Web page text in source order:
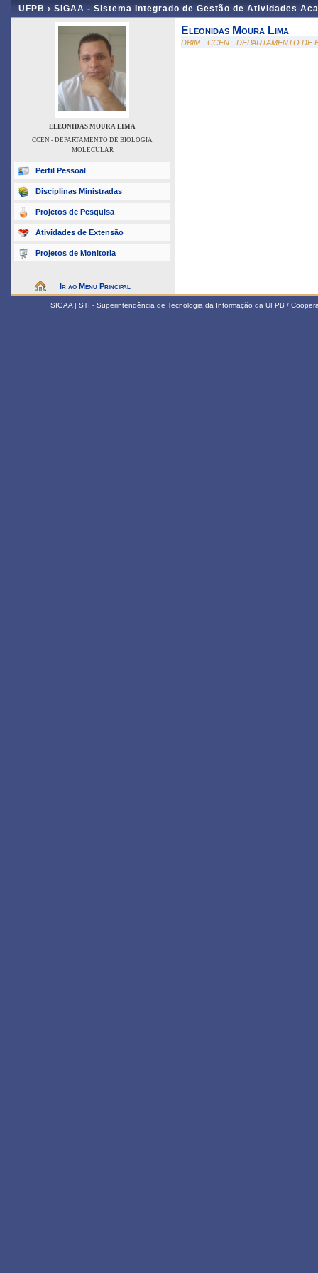
UFPB › SIGAA - Sistema Integrado de Gestão de Atividades
ELEONIDAS MOURA LIMA
CCEN - DEPARTAMENTO DE BIOLOGIA
MOLECULAR
Perfil Pessoal
Disciplinas Ministradas
Projetos de Pesquisa
Atividades de Extensão
Projetos de Monitoria
Ir ao Menu Principal
Eleonidas Moura Lima
DBIM - CCEN - DEPARTAMENTO DE
SIGAA | STI - Superintendência de Tecnologia da Informação da UFPB /